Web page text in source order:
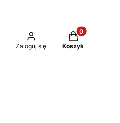
Zaloguj się
Produkty w
Koszyk